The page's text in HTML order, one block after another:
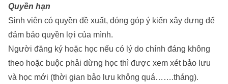
Quyền hạn
Sinh viên có quyền đề xuất, đóng góp ý kiến ​​xây dựng để
đảm bảo quyền lợi của mình.
Người đăng ký hoặc học nếu có lý do chính đáng không
theo hoặc buộc phải dừng học thì được xem xét bảo lưu
và học mới (thời gian bảo lưu không quá…….tháng).